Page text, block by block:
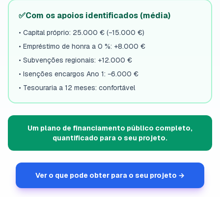
✅Com os apoios identificados (média)
• Capital próprio: 25.000 € (−15.000 €)
• Empréstimo de honra a 0 %: +8.000 €
• Subvenções regionais: +12.000 €
• Isenções encargos Ano 1: −6.000 €
• Tesouraria a 12 meses: confortável
Um plano de financiamento público completo,
quantificado para o seu projeto.
Ver o que pode obter para o seu projeto →